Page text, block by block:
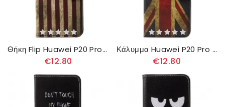
Θήκη Flip Huawei P20 Pro Σημαία Ηπα
€12.80
Κάλυμμα Huawei P20 Pro Σημαία Αγγλίας
€12.80